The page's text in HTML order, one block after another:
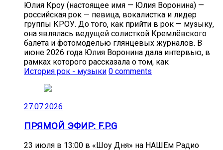
Юлия Кроу (настоящее имя — Юлия Воронина) —
российская рок — певица, вокалистка и лидер
группы КРОУ. До того, как прийти в рок — музыку,
она являлась ведущей солисткой Кремлёвского
балета и фотомоделью глянцевых журналов. В
июне 2026 года Юлия Воронина дала интервью, в
рамках которого рассказала о том, как
История рок - музыки 0 comments
27.07.2026
ПРЯМОЙ ЭФИР: F.P.G
23 июля в 13:00 в «Шоу Дня» на НАШЕм Радио